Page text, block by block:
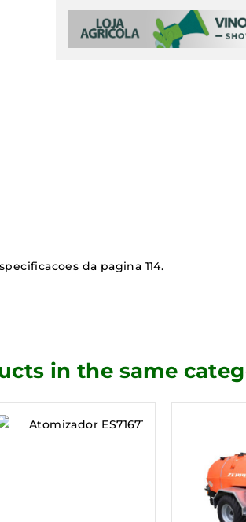
da pagina 114.
in the same